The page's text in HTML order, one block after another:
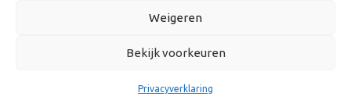
Weigeren
Bekijk voorkeuren
Privacyverklaring